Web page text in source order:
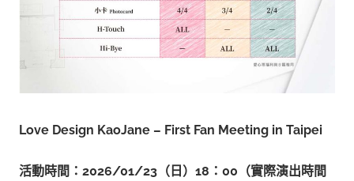
Love Design KaoJane – First Fan Meeting in Taipei
活動時間：2026/01/23 （日）18 ：00 （實際演出時間